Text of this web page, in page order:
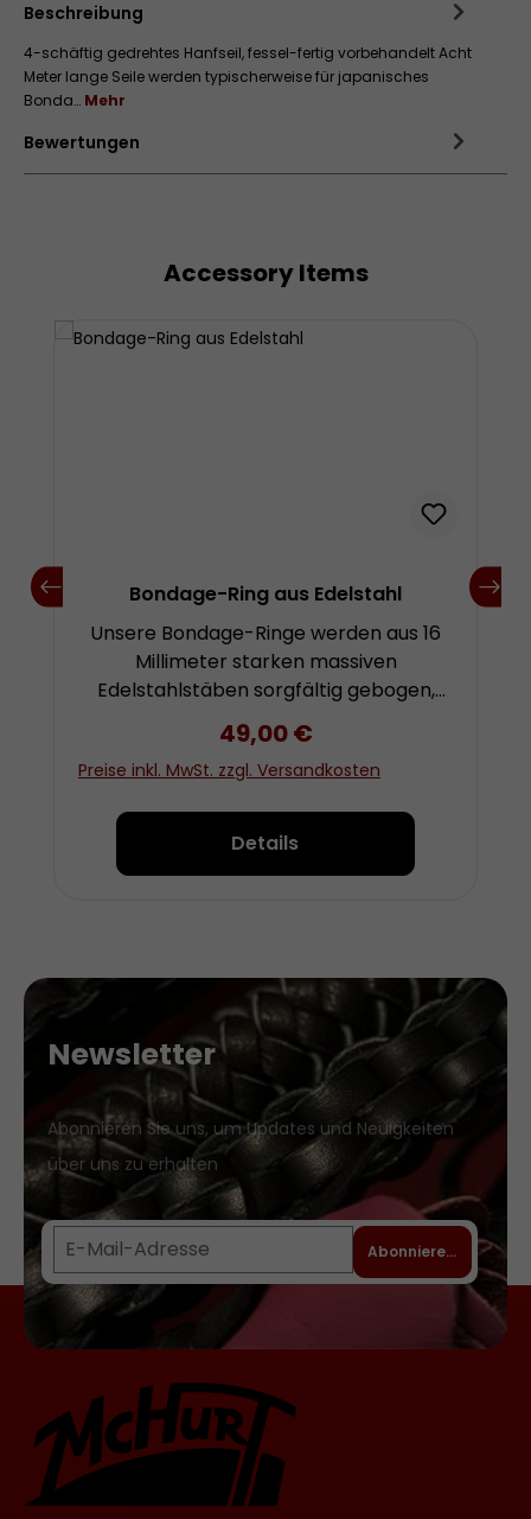
Beschreibung
4-schäftig gedrehtes Hanfseil, fessel-fertig vorbehandelt Acht
Meter lange Seile werden typischerweise für japanisches
Bonda… Mehr
Bewertungen
Produktgalerie überspringen
Accessory Items
Bondage-Ring aus Edelstahl
Unsere Bondage-Ringe werden aus 16
Millimeter starken massiven
Edelstahlstäben sorgfältig gebogen,
verschweisst und anschließend auf
Hochglanz poliert. Die Schweissnähte
sind nicht fühlbar. Der Innen-
bietet im Vergleich zu kleineren Ringen
Kilogramm
Regulärer Preis:
49,00 €
Preise inkl. MwSt. zzgl. Versandkosten
Details
Newsletter
Abonnieren Sie uns, um Updates und Neuigkeiten
über uns zu erhalten
Abonnieren